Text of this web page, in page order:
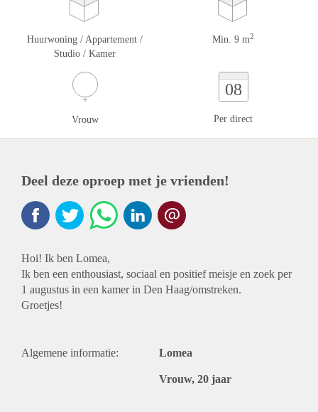
Huurwoning / Appartement /
Studio / Kamer
Min. 9 m2
Vrouw
08
Per direct
Deel deze oproep met je vrienden!
Hoi! Ik ben Lomea,
Ik ben een enthousiast, sociaal en positief meisje en zoek per
1 augustus in een kamer in Den Haag/omstreken.
Groetjes!
Algemene informatie: Lomea
Vrouw, 20 jaar